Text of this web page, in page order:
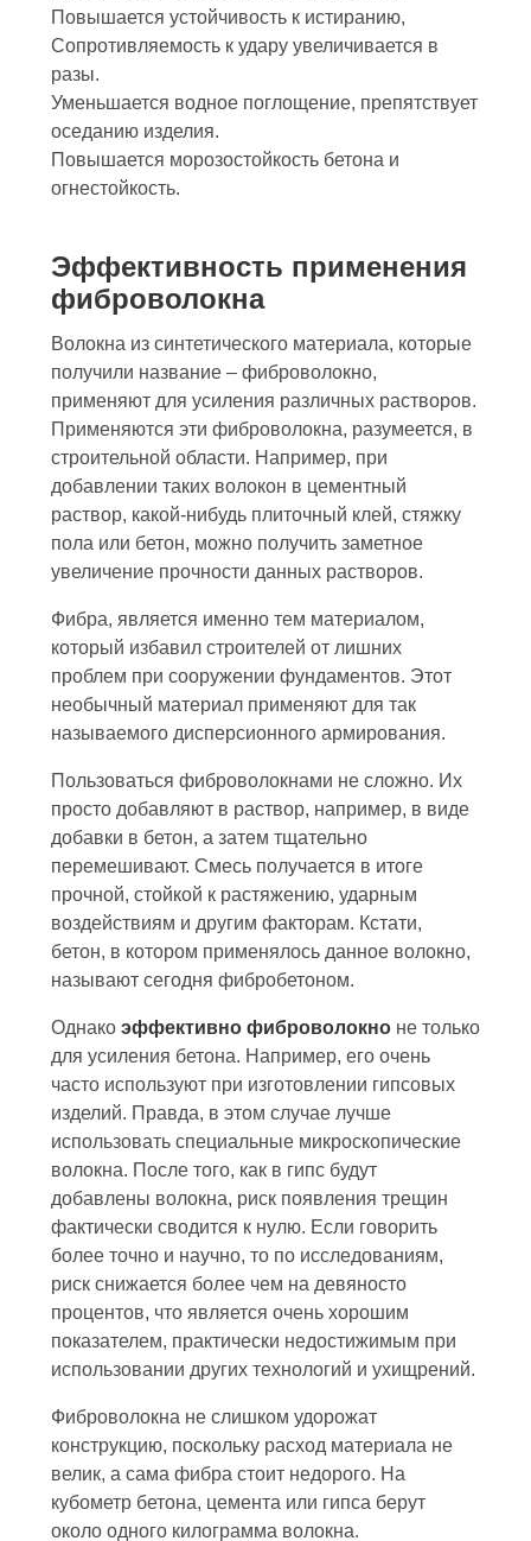
Повышается устойчивость к истиранию,
Cопротивляемость к удару увеличивается в
разы.
Уменьшается водное поглощение, препятствует
оседанию изделия.
Повышается морозостойкость бетона и
огнестойкость.
Эффективность применения
фиброволокна
Волокна из синтетического материала, которые
получили название – фиброволокно,
применяют для усиления различных растворов.
Применяются эти фиброволокна, разумеется, в
строительной области. Например, при
добавлении таких волокон в цементный
раствор, какой-нибудь плиточный клей, стяжку
пола или бетон, можно получить заметное
увеличение прочности данных растворов.
Фибра, является именно тем материалом,
который избавил строителей от лишних
проблем при сооружении фундаментов. Этот
необычный материал применяют для так
называемого дисперсионного армирования.
Пользоваться фиброволокнами не сложно. Их
просто добавляют в раствор, например, в виде
добавки в бетон, а затем тщательно
перемешивают. Смесь получается в итоге
прочной, стойкой к растяжению, ударным
воздействиям и другим факторам. Кстати,
бетон, в котором применялось данное волокно,
называют сегодня фибробетоном.
Однако эффективно фиброволокноне только
для усиления бетона. Например, его очень
часто используют при изготовлении гипсовых
изделий. Правда, в этом случае лучше
использовать специальные микроскопические
волокна. После того, как в гипс будут
добавлены волокна, риск появления трещин
фактически сводится к нулю. Если говорить
более точно и научно, то по исследованиям,
риск снижается более чем на девяносто
процентов, что является очень хорошим
показателем, практически недостижимым при
использовании других технологий и ухищрений.
Фиброволокна не слишком удорожат
конструкцию, поскольку расход материала не
велик, а сама фибра стоит недорого. На
кубометр бетона, цемента или гипса берут
около одного килограмма волокна.